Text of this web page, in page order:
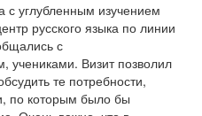
с углубленным изучением
русского языка по линии
с
учениками. Визит позволил
те потребности,
по которым было бы